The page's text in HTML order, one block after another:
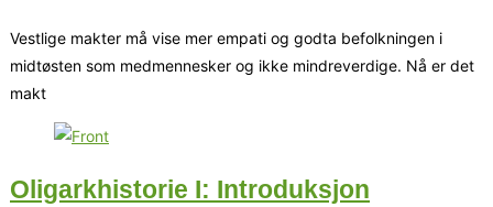
Vestlige makter må vise mer empati og godta befolkningen i
midtøsten som medmennesker og ikke mindreverdige. Nå er det
makt
Oligarkhistorie I: Introduksjon